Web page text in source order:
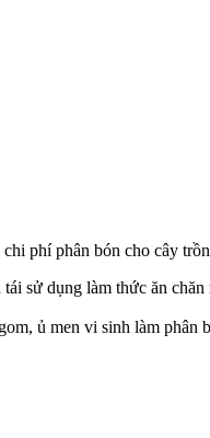
phí phân bón cho cây
sử dụng làm thức ăn
ủ men vi sinh làm phân